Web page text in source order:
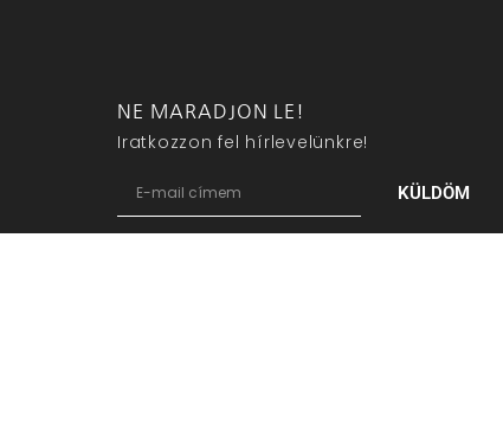
NE MARADJON LE!
Iratkozzon fel hírlevelünkre!
KÜLDÖM